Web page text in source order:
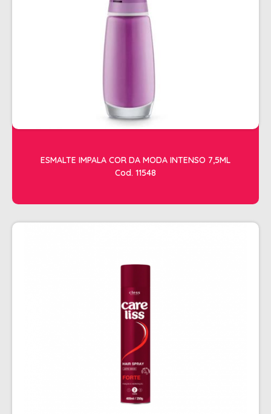
MANICURE
ACESSORIOS
ALICATES
AMOLECEDOR DE CUTICULAS
CREMES
DESCARTAVEIS
LUVAS E SAPATILHAS C/CREME
ESTETICA
LAVATORIOS + ACESSORIOS
MACAS
MANICURE
POLTRONAS + ACESSORIOS
ESMALTE IMPALA COR DA MODA INTENSO 7,5ML
Cod. 11548